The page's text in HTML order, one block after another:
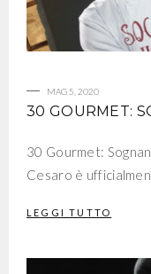
MAG 5, 2020
30 GOURMET:
30 Gourmet:
Cesaro è
LEGGI TUTTO